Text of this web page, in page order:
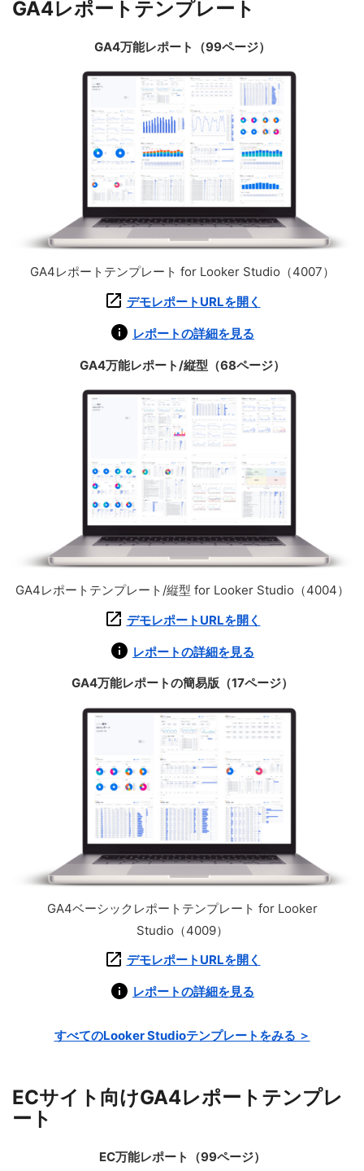
GA4レポートテンプレート
GA4万能レポート（99ページ）
GA4レポートテンプレート for Looker Studio（4007）
デモレポートURLを開く
レポートの詳細を見る
GA4万能レポート/縦型（68ページ）
GA4レポートテンプレート/縦型 for Looker Studio（4004）
デモレポートURLを開く
レポートの詳細を見る
GA4万能レポートの簡易版（17ページ）
GA4ベーシックレポートテンプレート for Looker
Studio（4009）
デモレポートURLを開く
レポートの詳細を見る
すべてのLooker Studioテンプレートをみる ＞
ECサイト向けGA4レポートテンプレ
ート
EC万能レポート（99ページ）